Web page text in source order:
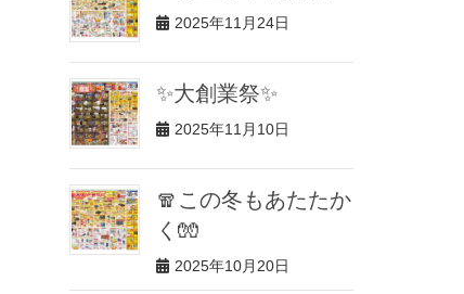
2025年11月24日
✨大創業祭✨
2025年11月10日
🧣この冬もあたたか
く🧤
2025年10月20日